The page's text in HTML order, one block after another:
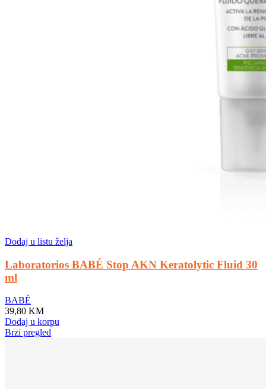
Dodaj u listu želja
Laboratorios BABÉ Stop AKN Keratolytic Fluid 30
ml
BABÉ
39,80 KM
Dodaj u korpu
Brzi pregled